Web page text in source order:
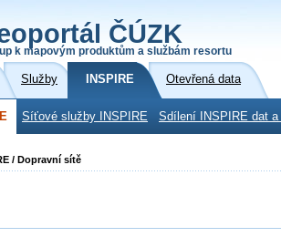
ČÚZK
k mapovým produktům a službám resortu
Služby INSPIRE Otevřená data
Síťové služby INSPIRE Sdílení INSPIRE dat a
/ Dopravní sítě